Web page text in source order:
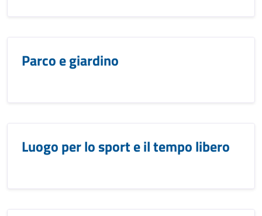
Parco e giardino
Luogo per lo sport e il tempo libero